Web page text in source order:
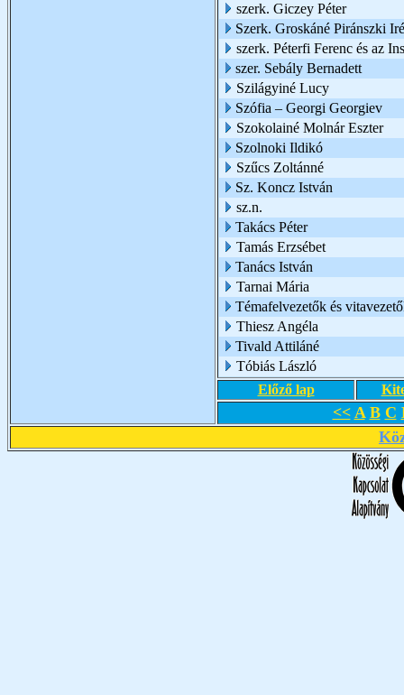
szerk. Giczey Péter
Szerk. Groskáné Piránszki
szerk. Péterfi Ferenc és az
szer. Sebály Bernadett
Szilágyiné Lucy
Szófia – Georgi Georgiev
Szokolainé Molnár Eszter
Szolnoki Ildikó
Szűcs Zoltánné
Sz. Koncz István
sz.n.
Takács Péter
Tamás Erzsébet
Tanács István
Tarnai Mária
Témafelvezetők és
Thiesz Angéla
Tivald Attiláné
Tóbiás László
Előző lap
<< A B C